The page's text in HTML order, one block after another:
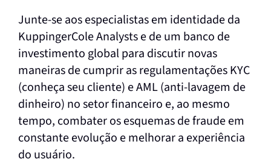
Junte-se aos especialistas em identidade da
KuppingerCole Analysts e de um banco de
investimento global para discutir novas
maneiras de cumprir as regulamentações KYC
(conheça seu cliente) e AML (anti-lavagem de
dinheiro) no setor financeiro e, ao mesmo
tempo, combater os esquemas de fraude em
constante evolução e melhorar a experiência
do usuário.